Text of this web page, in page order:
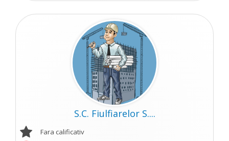
S.C. Fiulfiarelor S....
Fara calificativ